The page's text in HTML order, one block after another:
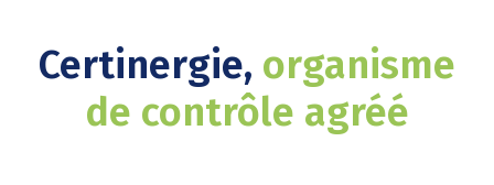
Certinergie, organisme
de contrôle agréé